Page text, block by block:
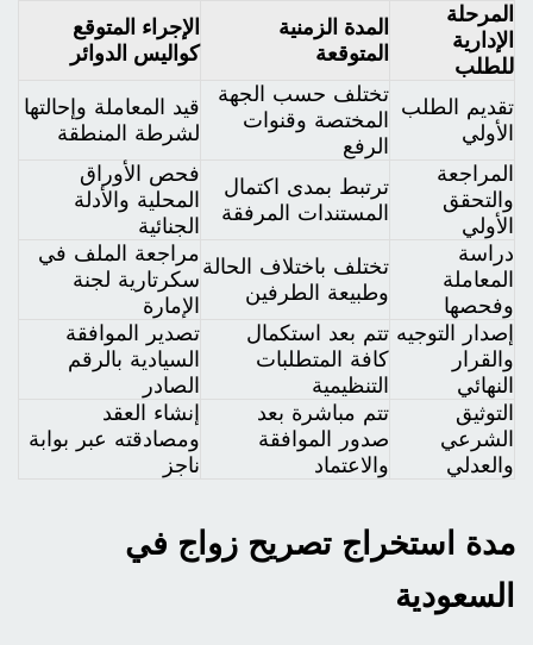
المرحلة
الإدارية
للطلب
المدة الزمنية
المتوقعة
الإجراء المتوقع
كواليس الدوائر
تقديم الطلب
الأولي
تختلف حسب الجهة
المختصة وقنوات
الرفع
قيد المعاملة وإحالتها
لشرطة المنطقة
المراجعة
والتحقق
الأولي
ترتبط بمدى اكتمال
المستندات المرفقة
فحص الأوراق
المحلية والأدلة
الجنائية
دراسة
المعاملة
وفحصها
تختلف باختلاف الحالة
وطبيعة الطرفين
مراجعة الملف في
سكرتارية لجنة
الإمارة
إصدار التوجيه
والقرار
النهائي
تتم بعد استكمال
كافة المتطلبات
التنظيمية
تصدير الموافقة
السيادية بالرقم
الصادر
التوثيق
الشرعي
والعدلي
تتم مباشرة بعد
صدور الموافقة
والاعتماد
إنشاء العقد
ومصادقته عبر بوابة
ناجز
مدة استخراج تصريح زواج في
السعودية